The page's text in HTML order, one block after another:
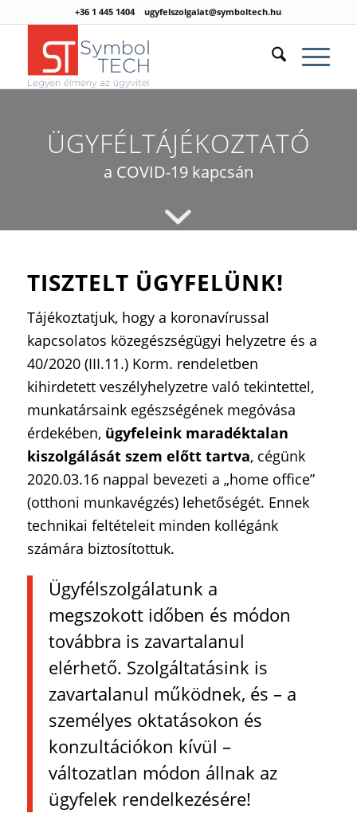
+36 1 445 1404 ugyfelszolgalat@symboltech.hu
ÜGYFÉLTÁJÉKOZTATÓ
a COVID-19 kapcsán
TISZTELT ÜGYFELÜNK!
Tájékoztatjuk, hogy a koronavírussal
kapcsolatos közegészségügyi helyzetre és a
40/2020 (III.11.) Korm. rendeletben
kihirdetett veszélyhelyzetre való tekintettel,
munkatársaink egészségének megóvása
érdekében, ügyfeleink maradéktalan
kiszolgálását szem előtt tartva, cégünk
2020.03.16 nappal bevezeti a „home office”
(otthoni munkavégzés) lehetőségét. Ennek
technikai feltételeit minden kollégánk
számára biztosítottuk.
Ügyfélszolgálatunk a
megszokott időben és módon
továbbra is zavartalanul
elérhető. Szolgáltatásink is
zavartalanul működnek, és – a
személyes oktatásokon és
konzultációkon kívül –
változatlan módon állnak az
ügyfelek rendelkezésére!